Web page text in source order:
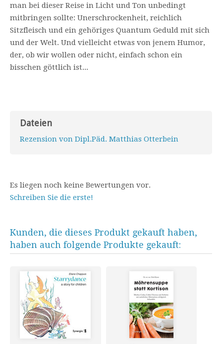
man bei dieser Reise in Licht und Ton unbedingt
mitbringen sollte: Unerschrockenheit, reichlich
Sitzfleisch und ein gehöriges Quantum Geduld mit sich
und der Welt. Und vielleicht etwas von jenem Humor,
der, ob wir wollen oder nicht, einfach schon ein
bisschen göttlich ist...
Dateien
Rezension von Dipl.Päd. Matthias Otterbein
Es liegen noch keine Bewertungen vor.
Schreiben Sie die erste!
Kunden, die dieses Produkt gekauft haben,
haben auch folgende Produkte gekauft: